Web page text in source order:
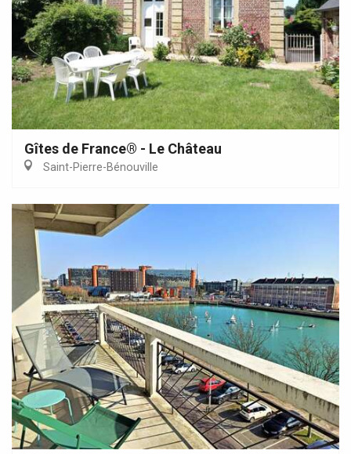
Gîtes de France® - Le Château
Saint-Pierre-Bénouville